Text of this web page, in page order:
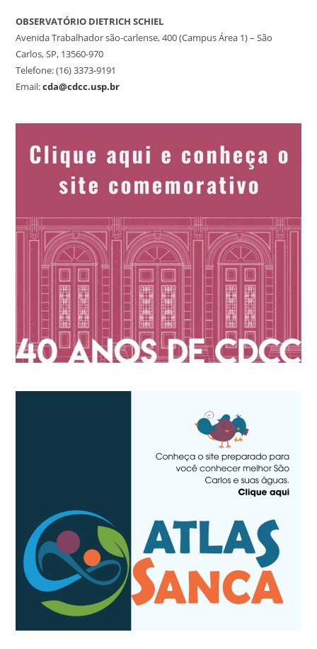
OBSERVATÓRIO DIETRICH SCHIEL
Avenida Trabalhador são-carlense, 400 (Campus Área 1) – São
Carlos, SP, 13560-970
Telefone: (16) 3373-9191
Email:cda@cdcc.usp.br